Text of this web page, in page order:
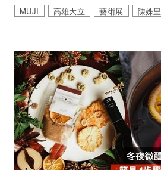
MUJI 高雄大立 藝術展 陳姝里